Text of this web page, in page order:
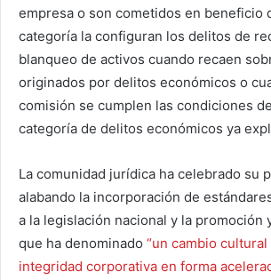
empresa o son cometidos en beneficio
categoría la configuran los delitos de
blanqueo de activos cuando recaen
originados por delitos económicos o
comisión se cumplen las condiciones
categoría de delitos económicos ya
La comunidad jurídica ha celebrado su
alabando la incorporación de
a la legislación nacional y la promoción
que ha denominado “un cambio
integridad corporativa en forma